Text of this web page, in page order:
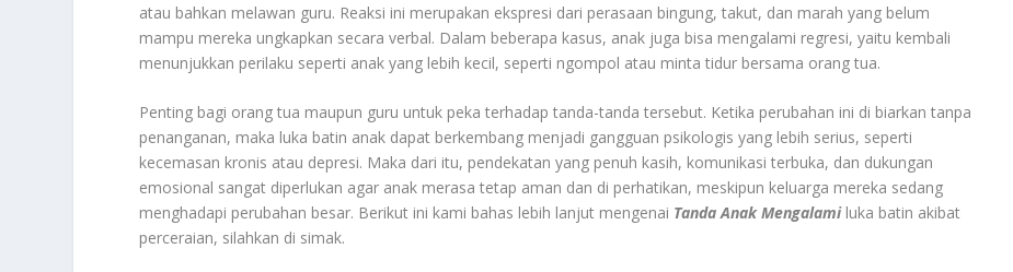
atau bahkan melawan guru. Reaksi ini merupakan ekspresi dari perasaan bingung, takut, dan marah yang belum
mampu mereka ungkapkan secara verbal. Dalam beberapa kasus, anak juga bisa mengalami regresi, yaitu kembali
menunjukkan perilaku seperti anak yang lebih kecil, seperti ngompol atau minta tidur bersama orang tua.
Penting bagi orang tua maupun guru untuk peka terhadap tanda-tanda tersebut. Ketika perubahan ini di biarkan tanpa
penanganan, maka luka batin anak dapat berkembang menjadi gangguan psikologis yang lebih serius, seperti
kecemasan kronis atau depresi. Maka dari itu, pendekatan yang penuh kasih, komunikasi terbuka, dan dukungan
emosional sangat diperlukan agar anak merasa tetap aman dan di perhatikan, meskipun keluarga mereka sedang
menghadapi perubahan besar. Berikut ini kami bahas lebih lanjut mengenai Tanda Anak Mengalamiluka batin akibat
perceraian, silahkan di simak.